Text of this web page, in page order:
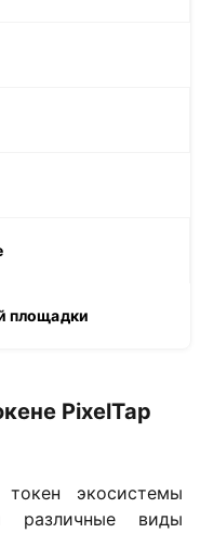
площадки
PixelTap
экосистемы
различные виды